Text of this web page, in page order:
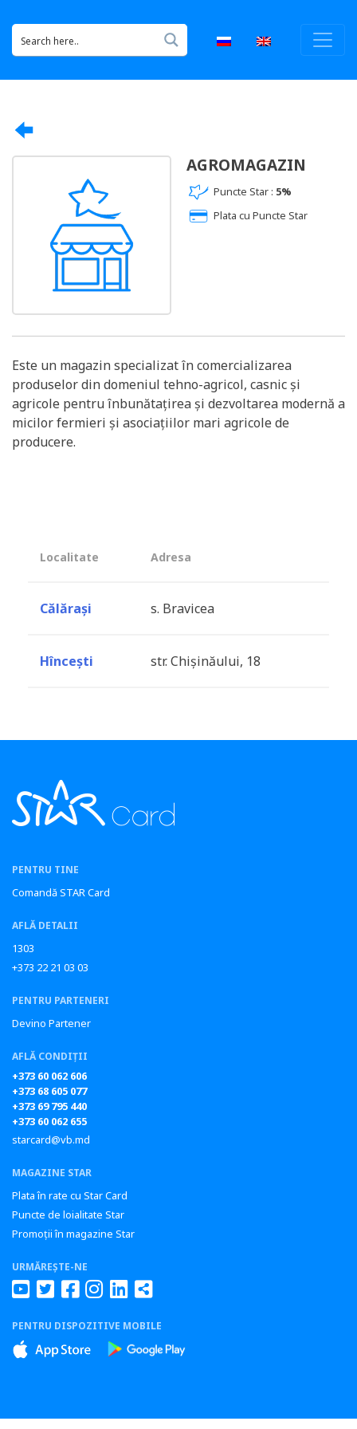
AGROMAGAZIN
Puncte Star : 5%
Plata cu Puncte Star
Este un magazin specializat în comercializarea
produselor din domeniul tehno-agricol, casnic și
agricole pentru înbunătațirea și dezvoltarea modernă a
micilor fermieri și asociațiilor mari agricole de
producere.
Localitate Adresa
Călărași s. Bravicea
Hîncești str. Chișinăului, 18
PENTRU TINE
Comandă STAR Card
AFLĂ DETALII
1303
+373 22 21 03 03
PENTRU PARTENERI
Devino Partener
AFLĂ CONDIȚII
+373 60 062 606
+373 68 605 077
+373 69 795 440
+373 60 062 655
starcard@vb.md
MAGAZINE STAR
Plata în rate cu Star Card
Puncte de loialitate Star
Promoții în magazine Star
URMĂREȘTE-NE
PENTRU DISPOZITIVE MOBILE